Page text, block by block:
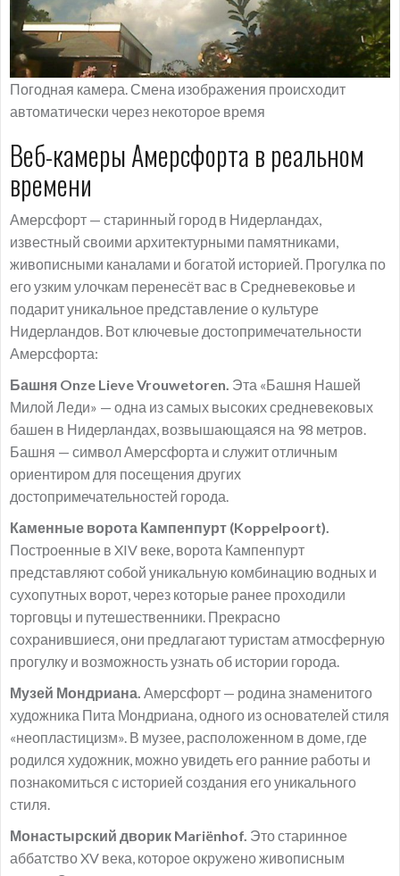
Погодная камера. Смена изображения происходит
автоматически через некоторое время
Веб-камеры Амерсфорта в реальном
времени
Амерсфорт — старинный город в Нидерландах,
известный своими архитектурными памятниками,
живописными каналами и богатой историей. Прогулка по
его узким улочкам перенесёт вас в Средневековье и
подарит уникальное представление о культуре
Нидерландов. Вот ключевые достопримечательности
Амерсфорта:
Башня Onze Lieve Vrouwetoren. Эта «Башня Нашей
Милой Леди» — одна из самых высоких средневековых
башен в Нидерландах, возвышающаяся на 98 метров.
Башня — символ Амерсфорта и служит отличным
ориентиром для посещения других
достопримечательностей города.
Каменные ворота Кампенпурт (Koppelpoort).
Построенные в XIV веке, ворота Кампенпурт
представляют собой уникальную комбинацию водных и
сухопутных ворот, через которые ранее проходили
торговцы и путешественники. Прекрасно
сохранившиеся, они предлагают туристам атмосферную
прогулку и возможность узнать об истории города.
Музей Мондриана. Амерсфорт — родина знаменитого
художника Пита Мондриана, одного из основателей стиля
«неопластицизм». В музее, расположенном в доме, где
родился художник, можно увидеть его ранние работы и
познакомиться с историей создания его уникального
стиля.
Монастырский дворик Mariënhof. Это старинное
аббатство XV века, которое окружено живописным